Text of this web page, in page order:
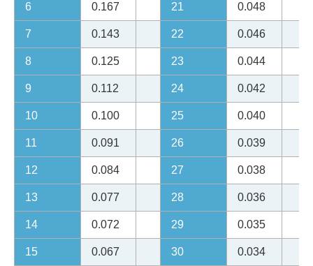
6 0.167 21 0.048
7 0.143 22 0.046
8 0.125 23 0.044
9 0.112 24 0.042
10 0.100 25 0.040
11 0.091 26 0.039
12 0.084 27 0.038
13 0.077 28 0.036
14 0.072 29 0.035
15 0.067 30 0.034